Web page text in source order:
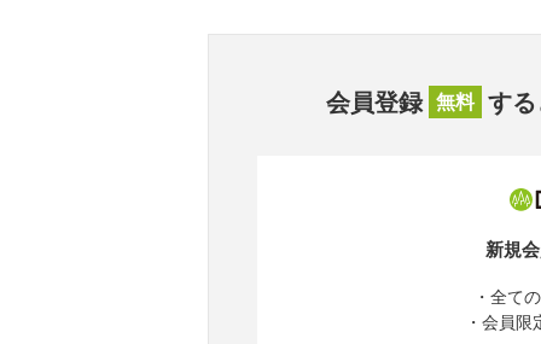
会員登録 無料 す
新規
・全て
・会員